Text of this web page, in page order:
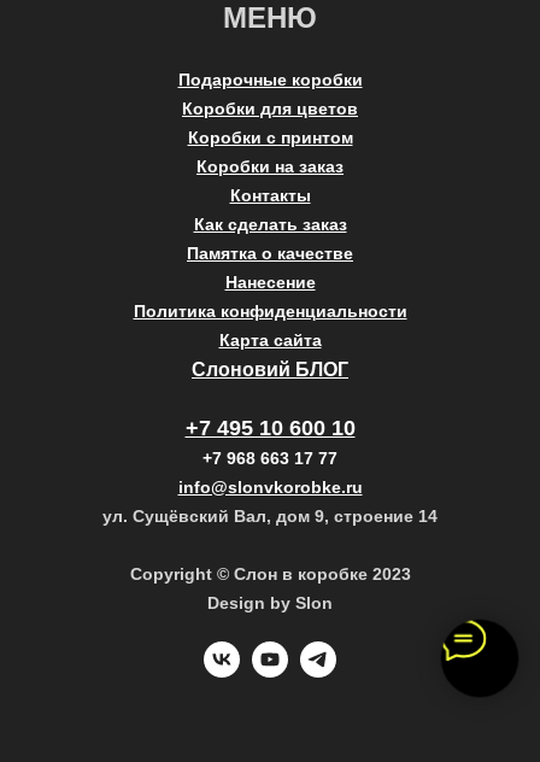
МЕНЮ
Подарочные коробки
Коробки для цветов
Коробки с принтом
Коробки на заказ
Контакты
Как сделать заказ
Памятка о качестве
Нанесение
Политика конфиденциальности
Карта сайта
Слоновий БЛОГ
+7 495 10 600 10
+7 968 663 17 77
info@slonvkorobke.ru
ул. Сущёвский Вал, дом 9, строение 14
Copyright © Слон в коробке 2023
Design by Slon